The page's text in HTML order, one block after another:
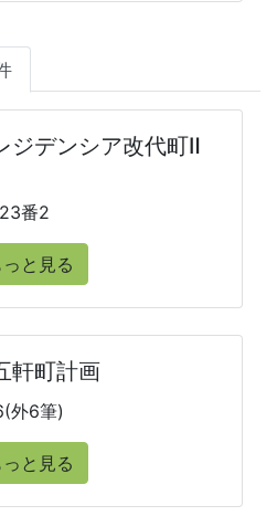
ジデンシア改代町Ⅱ
番2
っと見る
軒町計画
外6筆)
っと見る